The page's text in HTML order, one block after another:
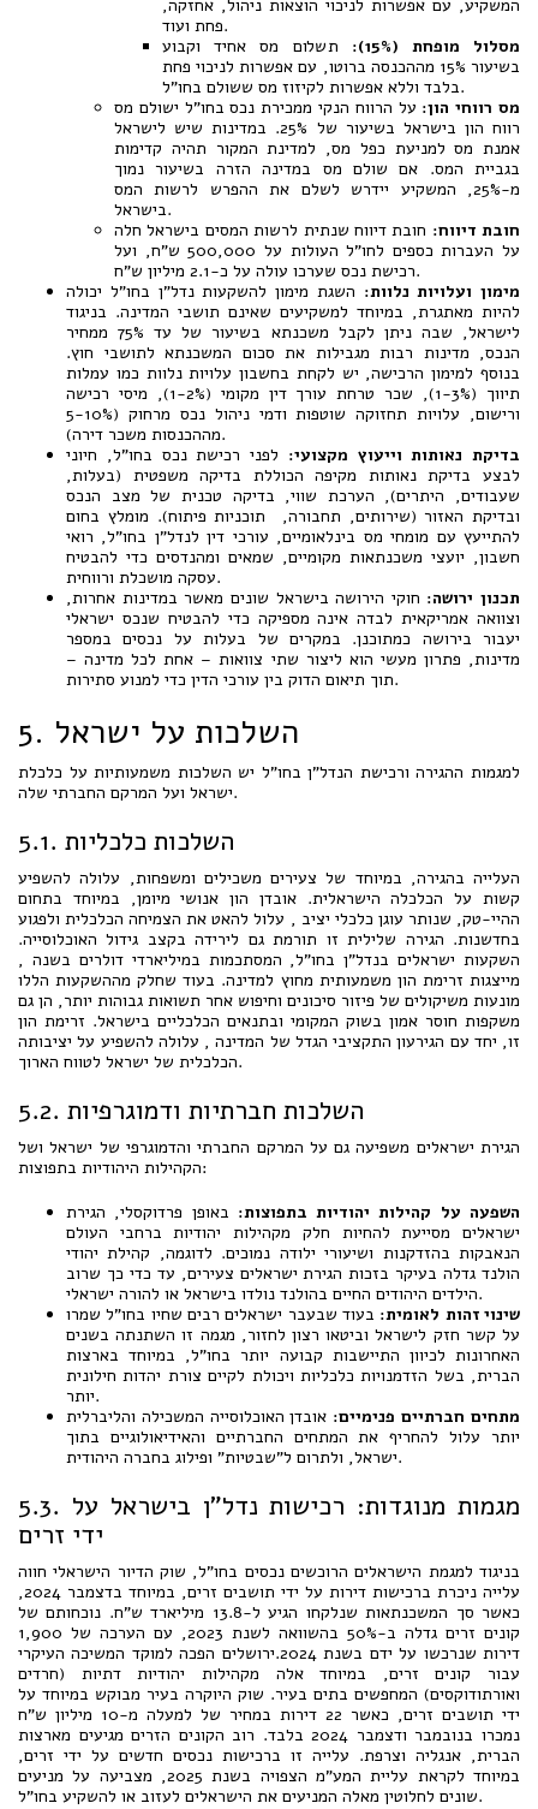
המשקיע, עם אפשרות לניכוי הוצאות ניהול, אחזקה,
פחת ועוד.
מסלול מופחת (15%):
תשלום מס אחיד וקבוע
בשיעור 15% מההכנסה ברוטו, עם אפשרות לניכוי פחת
בלבד וללא אפשרות לקיזוז מס ששולם בחו"ל.
מס רווחי הון: על הרווח הנקי ממכירת נכס בחו"ל ישולם מס
רווח הון בישראל בשיעור של 25%. במדינות שיש לישראל
אמנת מס למניעת כפל מס, למדינת המקור תהיה קדימות
בגביית המס. אם שולם מס במדינה הזרה בשיעור נמוך
מ-25%, המשקיע יידרש לשלם את ההפרש לרשות המס
בישראל.
חובת דיווח: חובת דיווח שנתית לרשות המסים בישראל חלה
על העברות כספים לחו"ל העולות על 500,000 ש"ח, ועל
רכישת נכס שערכו עולה על כ-2.1 מיליון ש"ח.
מימון ועלויות נלוות: השגת מימון להשקעות נדל"ן בחו"ל יכולה
להיות מאתגרת, במיוחד למשקיעים שאינם תושבי המדינה. בניגוד
לישראל, שבה ניתן לקבל משכנתא בשיעור של עד 75% ממחיר
הנכס, מדינות רבות מגבילות את סכום המשכנתא לתושבי חוץ.
בנוסף למימון הרכישה, יש לקחת בחשבון עלויות נלוות כמו עמלות
תיווך (1-3%), שכר טרחת עורך דין מקומי (1-2%), מיסי רכישה
ורישום, עלויות תחזוקה שוטפות ודמי ניהול נכס מרחוק (5-10%
מההכנסות משכר דירה).
בדיקת נאותות וייעוץ מקצועי: לפני רכישת נכס בחו"ל, חיוני
לבצע בדיקת נאותות מקיפה הכוללת בדיקה משפטית (בעלות,
שעבודים, היתרים), הערכת שווי, בדיקה טכנית של מצב הנכס
ובדיקת האזור (שירותים, תחבורה, תוכניות פיתוח). מומלץ בחום
להתייעץ עם מומחי מס בינלאומיים, עורכי דין לנדל"ן בחו"ל, רואי
חשבון, יועצי משכנתאות מקומיים, שמאים ומהנדסים כדי להבטיח
עסקה מושכלת ורווחית.
תכנון ירושה: חוקי הירושה בישראל שונים מאשר במדינות אחרות,
וצוואה אמריקאית לבדה אינה מספיקה כדי להבטיח שנכס ישראלי
יעבור בירושה כמתוכנן. במקרים של בעלות על נכסים במספר
מדינות, פתרון מעשי הוא ליצור שתי צוואות – אחת לכל מדינה –
תוך תיאום הדוק בין עורכי הדין כדי למנוע סתירות.
5. השלכות על ישראל
למגמות ההגירה ורכישת הנדל"ן בחו"ל יש השלכות משמעותיות על כלכלת
ישראל ועל המרקם החברתי שלה.
5.1. השלכות כלכליות
העלייה בהגירה, במיוחד של צעירים משכילים ומשפחות, עלולה להשפיע
קשות על הכלכלה הישראלית. אובדן הון אנושי מיומן, במיוחד בתחום
ההיי-טק, שנותר עוגן כלכלי יציב , עלול להאט את הצמיחה הכלכלית ולפגוע
בחדשנות. הגירה שלילית זו תורמת גם לירידה בקצב גידול האוכלוסייה.
השקעות ישראלים בנדל"ן בחו"ל, המסתכמות במיליארדי דולרים בשנה ,
מייצגות זרימת הון משמעותית מחוץ למדינה. בעוד שחלק מההשקעות הללו
מונעות משיקולים של פיזור סיכונים וחיפוש אחר תשואות גבוהות יותר, הן גם
משקפות חוסר אמון בשוק המקומי ובתנאים הכלכליים בישראל. זרימת הון
זו, יחד עם הגירעון התקציבי הגדל של המדינה , עלולה להשפיע על יציבותה
הכלכלית של ישראל לטווח הארוך.
5.2. השלכות חברתיות ודמוגרפיות
הגירת ישראלים משפיעה גם על המרקם החברתי והדמוגרפי של ישראל ושל
הקהילות היהודיות בתפוצות:
השפעה על קהילות יהודיות בתפוצות: באופן פרדוקסלי, הגירת
ישראלים מסייעת להחיות חלק מקהילות יהודיות ברחבי העולם
הנאבקות בהזדקנות ושיעורי ילודה נמוכים. לדוגמה, קהילת יהודי
הולנד גדלה בעיקר בזכות הגירת ישראלים צעירים, עד כדי כך שרוב
הילדים היהודים החיים בהולנד נולדו בישראל או להורה ישראלי.
שינוי זהות לאומית: בעוד שבעבר ישראלים רבים שחיו בחו"ל שמרו
על קשר חזק לישראל וביטאו רצון לחזור, מגמה זו השתנתה בשנים
האחרונות לכיוון התיישבות קבועה יותר בחו"ל, במיוחד בארצות
הברית, בשל הזדמנויות כלכליות ויכולת לקיים צורת יהדות חילונית
יותר.
מתחים חברתיים פנימיים: אובדן האוכלוסייה המשכילה והליברלית
יותר עלול להחריף את המתחים החברתיים והאידיאולוגיים בתוך
ישראל, ולתרום ל"שבטיות" ופילוג בחברה היהודית.
5.3. מגמות מנוגדות: רכישות נדל"ן בישראל על
ידי זרים
בניגוד למגמת הישראלים הרוכשים נכסים בחו"ל, שוק הדיור הישראלי חווה
עלייה ניכרת ברכישות דירות על ידי תושבים זרים, במיוחד בדצמבר 2024,
כאשר סך המשכנתאות שנלקחו הגיע ל-13.8 מיליארד ש"ח. נוכחותם של
קונים זרים גדלה ב-50% בהשוואה לשנת 2023, עם הערכה של 1,900
דירות שנרכשו על ידם בשנת 2024.ירושלים הפכה למוקד המשיכה העיקרי
עבור קונים זרים, במיוחד אלה מקהילות יהודיות דתיות (חרדים
ואורתודוקסים) המחפשים בתים בעיר. שוק היוקרה בעיר מבוקש במיוחד על
ידי תושבים זרים, כאשר 22 דירות במחיר של למעלה מ-10 מיליון ש"ח
נמכרו בנובמבר ודצמבר 2024 בלבד. רוב הקונים הזרים מגיעים מארצות
הברית, אנגליה וצרפת. עלייה זו ברכישות נכסים חדשים על ידי זרים,
במיוחד לקראת עליית המע"מ הצפויה בשנת 2025, מצביעה על מניעים
שונים לחלוטין מאלה המניעים את הישראלים לעזוב או להשקיע בחו"ל.